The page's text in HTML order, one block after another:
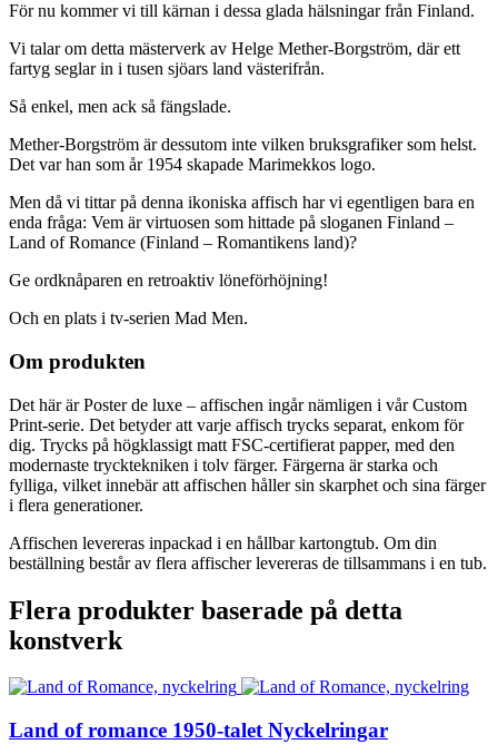
demand
print)
mängd
För nu kommer vi till kärnan i dessa glada hälsningar från Finland.
Vi talar om detta mästerverk av Helge Mether-Borgström, där ett
fartyg seglar in i tusen sjöars land västerifrån.
Så enkel, men ack så fängslade.
Mether-Borgström är dessutom inte vilken bruksgrafiker som helst.
Det var han som år 1954 skapade Marimekkos logo.
Men då vi tittar på denna ikoniska affisch har vi egentligen bara en
enda fråga: Vem är virtuosen som hittade på sloganen Finland –
Land of Romance (Finland – Romantikens land)?
Ge ordknåparen en retroaktiv löneförhöjning!
Och en plats i tv-serien Mad Men.
Om produkten
Det här är Poster de luxe – affischen ingår nämligen i vår Custom
Print-serie. Det betyder att varje affisch trycks separat, enkom för
dig. Trycks på högklassigt matt FSC-certifierat papper, med den
modernaste trycktekniken i tolv färger. Färgerna är starka och
fylliga, vilket innebär att affischen håller sin skarphet och sina färger
i flera generationer.
Affischen levereras inpackad i en hållbar kartongtub. Om din
beställning består av flera affischer levereras de tillsammans i en tub.
Flera produkter baserade på detta
konstverk
Land of romance 1950-talet Nyckelringar